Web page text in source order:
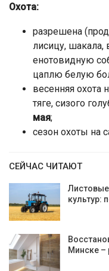
Охота:
разрешена
лисицу, шакала,
енотовидную
цаплю белую
весенняя охота
тяге, сизого
мая;
сезон охоты на
СЕЙЧАС ЧИТАЮТ
культур:
Минске –